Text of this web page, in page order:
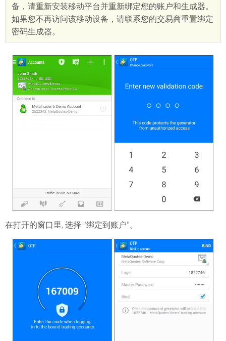
备，请重新安装移动平台并重新绑定您的账户和生成器。
如果您不再访问该移动设备，请联系您的交易商重置绑定
密码生成器。
在打开的窗口里, 选择 "绑定到账户"。